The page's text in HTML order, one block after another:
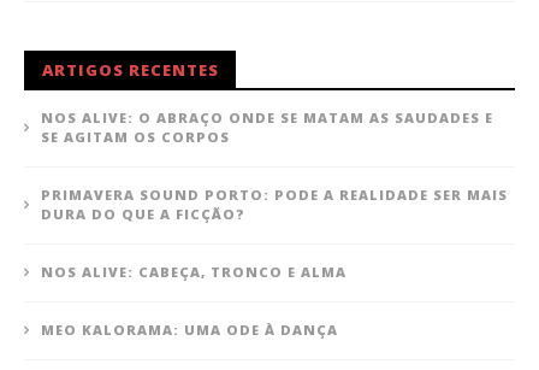
ARTIGOS RECENTES
NOS ALIVE: O ABRAÇO ONDE SE MATAM AS SAUDADES E
SE AGITAM OS CORPOS
PRIMAVERA SOUND PORTO: PODE A REALIDADE SER MAIS
DURA DO QUE A FICÇÃO?
NOS ALIVE: CABEÇA, TRONCO E ALMA
MEO KALORAMA: UMA ODE À DANÇA